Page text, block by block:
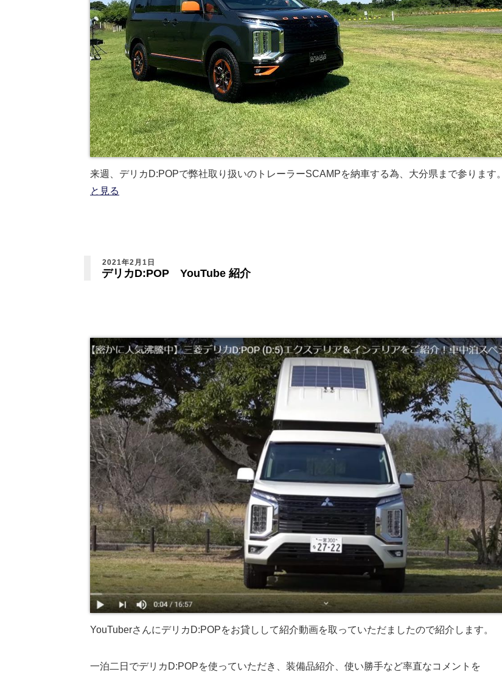
来週、デリカD:POPで弊社取り扱いのトレーラーSCAMPを納車する為、大分県まで参ります。
と見る
2021年2月1日
デリカD:POP YouTube 紹介
YouTuberさんにデリカD:POPをお貸しして紹介動画を取っていただましたので紹介します。
一泊二日でデリカD:POPを使っていただき、装備品紹介、使い勝手など率直なコメントを